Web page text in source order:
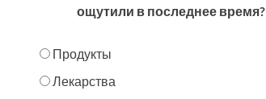
ощутили в последнее время?
Продукты
Лекарства